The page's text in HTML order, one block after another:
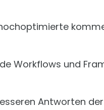
Workflows und
Antworten